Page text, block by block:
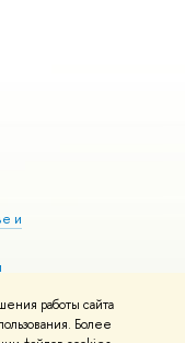
работы сайта
Более
и